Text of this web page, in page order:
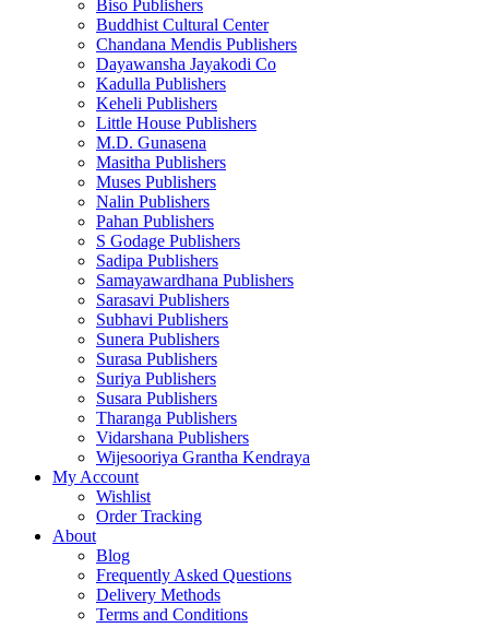
Biso Publishers
Buddhist Cultural Center
Chandana Mendis Publishers
Dayawansha Jayakodi Co
Kadulla Publishers
Keheli Publishers
Little House Publishers
M.D. Gunasena
Masitha Publishers
Muses Publishers
Nalin Publishers
Pahan Publishers
S Godage Publishers
Sadipa Publishers
Samayawardhana Publishers
Sarasavi Publishers
Subhavi Publishers
Sunera Publishers
Surasa Publishers
Suriya Publishers
Susara Publishers
Tharanga Publishers
Vidarshana Publishers
Wijesooriya Grantha Kendraya
My Account
Wishlist
Order Tracking
About
Blog
Frequently Asked Questions
Delivery Methods
Terms and Conditions